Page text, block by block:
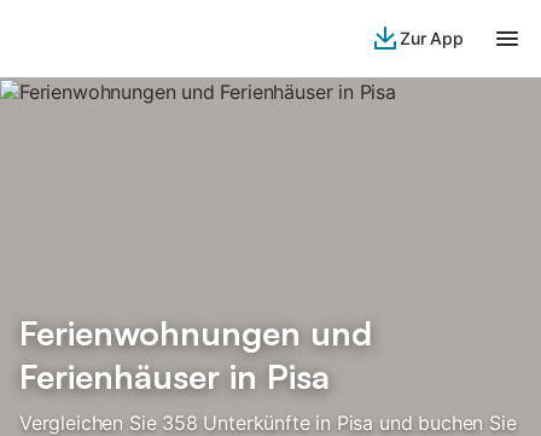
Zur App
Ferienwohnungen und
Ferienhäuser in Pisa
Vergleichen Sie 358 Unterkünfte in Pisa und buchen Sie